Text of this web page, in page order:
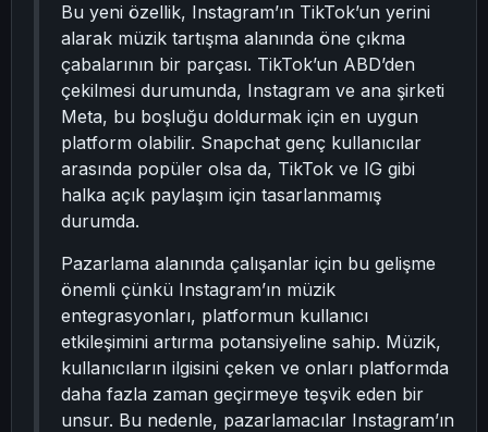
Bu yeni özellik, Instagram’ın TikTok’un yerini
alarak müzik tartışma alanında öne çıkma
çabalarının bir parçası. TikTok’un ABD’den
çekilmesi durumunda, Instagram ve ana şirketi
Meta, bu boşluğu doldurmak için en uygun
platform olabilir. Snapchat genç kullanıcılar
arasında popüler olsa da, TikTok ve IG gibi
halka açık paylaşım için tasarlanmamış
durumda.
Pazarlama alanında çalışanlar için bu gelişme
önemli çünkü Instagram’ın müzik
entegrasyonları, platformun kullanıcı
etkileşimini artırma potansiyeline sahip. Müzik,
kullanıcıların ilgisini çeken ve onları platformda
daha fazla zaman geçirmeye teşvik eden bir
unsur. Bu nedenle, pazarlamacılar Instagram’ın